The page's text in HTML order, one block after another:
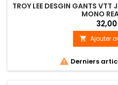
TROY LEE DESGIN GANTS VTT
MONO
 Ajouter
 Derniers